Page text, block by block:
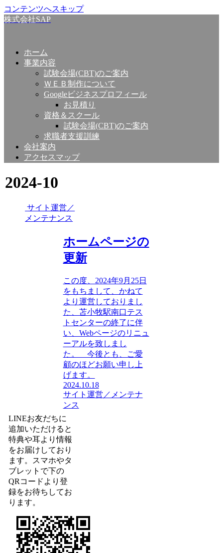
コンテンツへスキップ
株式会社SAP
ホーム
事業内容
試験会場(CBT)のご案内
ＷＥＢ制作について
Googleビジネスプロフィール
お見積り
資格＆スクール
試験会場(CBT)のご案内
求職者支援訓練
会社案内
アクセスマップ
2024-10
サイト運営／
メンテナンス
ホームページの
更新
この度、2024年9月25日
をもちまして、かねて
より運営しておりまし
た、苫小牧駅南口テス
トセンターの終了に伴
い、Webページのリニュ
ーアルを致しまし
た。 今後とも、ご愛
顧のほどお願い申し上
げます。
2024.10.18
サイト運営／メンテナ
ンス
LINEお友だちに
追加いただけると
特典や耳より情報
をお届けしており
ます。スマホやタ
ブレットで下の
QRコードより登
録をお待ちしてお
ります。